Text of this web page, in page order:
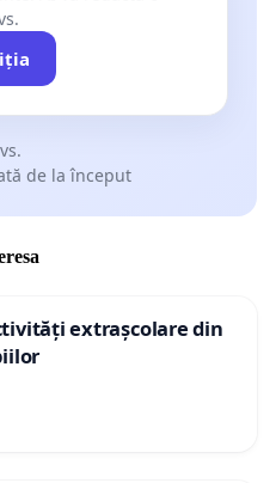
de la început
extrașcolare din